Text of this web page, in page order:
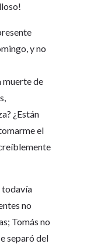
y no
muerte de
¿Están
el
todavía
no
Tomás no
separó del